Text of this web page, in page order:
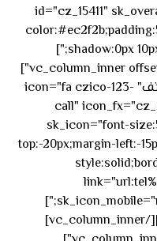
id="cz_15411"
shadow:0px 10px 50px rgba(236,47,43,0.3);"]
[vc_row_inner][vc_column_inner offset="vc_col-md-4"]
[cz_service_box title="رقم الهاتف" icon="fa czico-123-
call"
sk_icon="font-
top:-20px;margin-left:-
[/cz_service_box][/vc_column_inner]